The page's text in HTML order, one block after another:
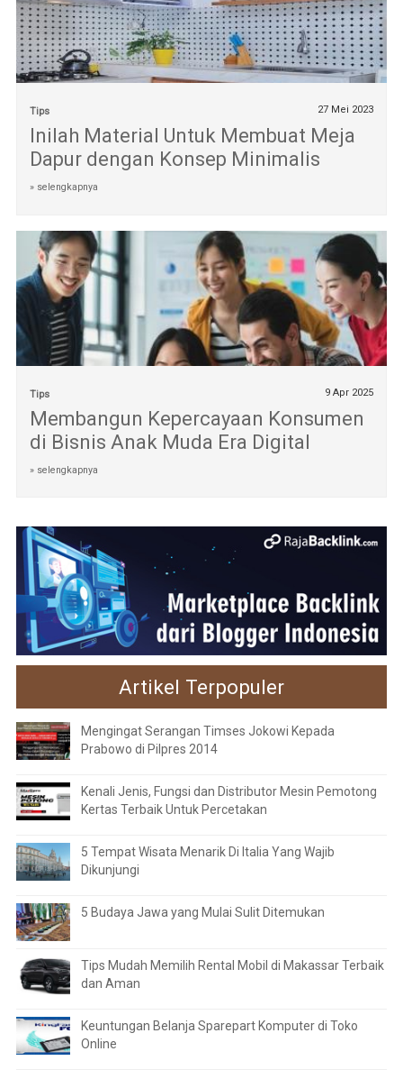
Tips 27 Mei 2023
Inilah Material Untuk Membuat Meja
Dapur dengan Konsep Minimalis
» selengkapnya
Tips 9 Apr 2025
Membangun Kepercayaan Konsumen
di Bisnis Anak Muda Era Digital
» selengkapnya
Artikel Terpopuler
Mengingat Serangan Timses Jokowi Kepada
Prabowo di Pilpres 2014
Kenali Jenis, Fungsi dan Distributor Mesin Pemotong
Kertas Terbaik Untuk Percetakan
5 Tempat Wisata Menarik Di Italia Yang Wajib
Dikunjungi
5 Budaya Jawa yang Mulai Sulit Ditemukan
Tips Mudah Memilih Rental Mobil di Makassar Terbaik
dan Aman
Keuntungan Belanja Sparepart Komputer di Toko
Online